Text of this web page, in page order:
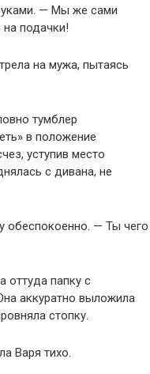
— Мы же сами
подачки!
на мужа, пытаясь
тумблер
в положение
уступив место
с дивана, не
обеспокоенно. — Ты чего
оттуда папку с
аккуратно выложила
стопку.
Варя тихо.